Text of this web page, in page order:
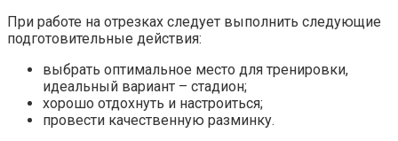
При работе на отрезках следует выполнить следующие
подготовительные действия:
выбрать оптимальное место для тренировки,
идеальный вариант – стадион;
хорошо отдохнуть и настроиться;
провести качественную разминку.